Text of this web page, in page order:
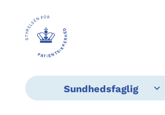
Sundhedsfaglig